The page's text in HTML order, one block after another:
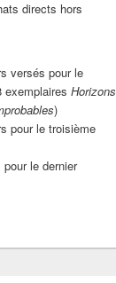
directs hors
versés pour le
exemplaires Horizons
)
pour le troisième
pour le dernier